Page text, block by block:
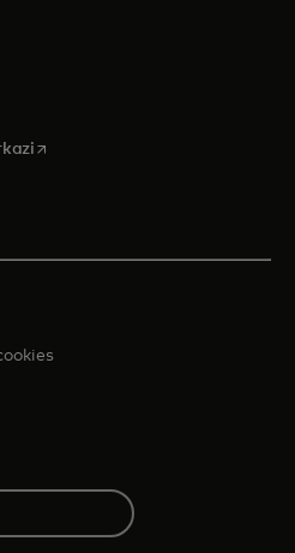
tab
in a new tab
in a new tab
opens in a new tab
in a new tab